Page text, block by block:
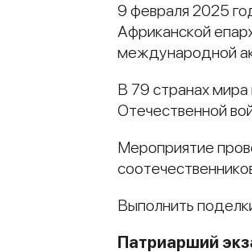
9 февраля 2025
Африканской
международной
В 79 странах
Отечественной
Мероприятие
Выполнить
Патриарший